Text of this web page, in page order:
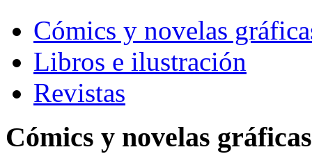
Cómics y novelas
Libros e ilustración
Revistas
Cómics y novelas gráficas